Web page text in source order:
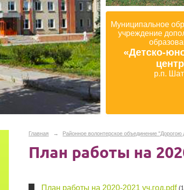
Муниципальное
учреждение
«Детско-
р.п.
Главная → Районное волонтерское объединение "Дорогою
План работы на
План работы на 2020-2021 уч.год.pdf